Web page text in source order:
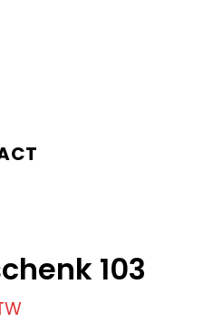
103